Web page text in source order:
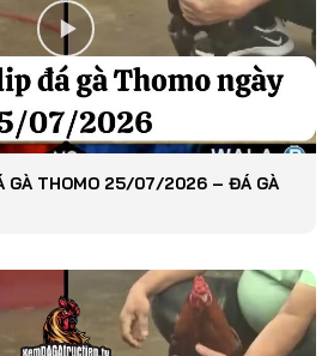
GÀ THOMO 25/07/2026 – ĐÁ GÀ